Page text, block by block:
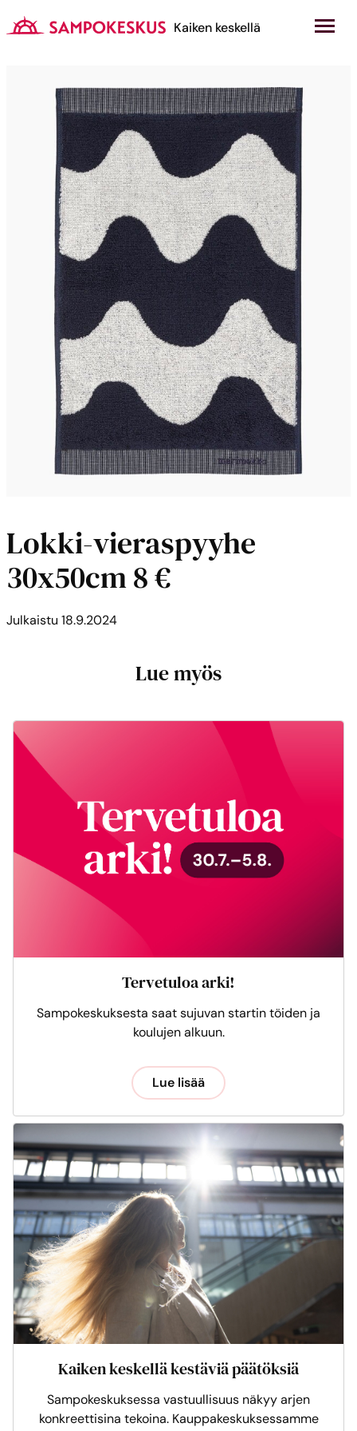
sisältöön
Kauppakeskus Sampokeskus
Kaiken keskellä
Lokki-vieraspyyhe
30x50cm 8 €
Julkaistu 18.9.2024
Lue myös
Tervetuloa arki!
Sampokeskuksesta saat sujuvan startin töiden ja
koulujen alkuun.
Lue lisää
Kaiken keskellä kestäviä päätöksiä
Sampokeskuksessa vastuullisuus näkyy arjen
konkreettisina tekoina. Kauppakeskuksessamme